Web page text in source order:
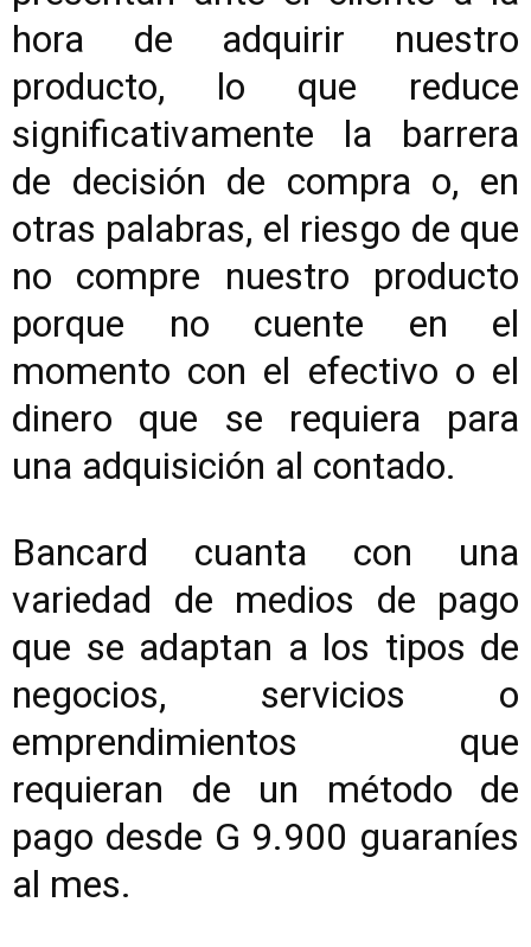
hora de adquirir nuestro
producto, lo que reduce
significativamente la barrera
de decisión de compra o, en
otras palabras, el riesgo de que
no compre nuestro producto
porque no cuente en el
momento con el efectivo o el
dinero que se requiera para
una adquisición al contado.
Bancard cuanta con una
variedad de medios de pago
que se adaptan a los tipos de
negocios, servicios o
emprendimientos que
requieran de un método de
pago desde G 9.900 guaraníes
al mes.